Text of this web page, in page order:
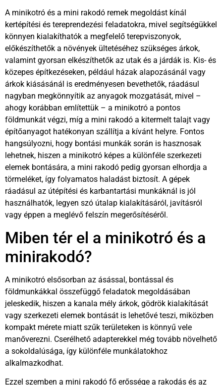
A minikotró és a mini rakodó remek megoldást kínál
kertépítési és tereprendezési feladatokra, mivel segítségükkel
könnyen kialakíthatók a megfelelő terepviszonyok,
előkészíthetők a növények ültetéséhez szükséges árkok,
valamint gyorsan elkészíthetők az utak és a járdák is. Kis- és
közepes építkezéseken, például házak alapozásánál vagy
árkok kiásásánál is eredményesen bevethetők, ráadásul
nagyban megkönnyítik az anyagok mozgatását, mivel –
ahogy korábban említettük – a minikotró a pontos
földmunkát végzi, míg a mini rakodó a kitermelt talajt vagy
építőanyagot hatékonyan szállítja a kívánt helyre. Fontos
hangsúlyozni, hogy bontási munkák során is hasznosak
lehetnek, hiszen a minikotró képes a különféle szerkezeti
elemek bontására, a mini rakodó pedig gyorsan elhordja a
törmeléket, így folyamatos haladást biztosít. A gépek
ráadásul az útépítési és karbantartási munkáknál is jól
használhatók, legyen szó útalap kialakításáról, javításról
vagy éppen a meglévő felszín megerősítéséről.
Miben tér el a minikotró és a
minirakodó?
A minikotró elsősorban az ásással, bontással és
földmunkákkal összefüggő feladatok megoldásában
jeleskedik, hiszen a kanala mély árkok, gödrök kialakítását
vagy szerkezeti elemek bontását is lehetővé teszi, miközben
kompakt mérete miatt szűk területeken is könnyű vele
manőverezni. Cserélhető adapterekkel még tovább növelhető
a sokoldalúsága, így különféle munkálatokhoz
alkalmazkodhat.
Ezzel szemben a mini rakodó fő erőssége a rakodás és az